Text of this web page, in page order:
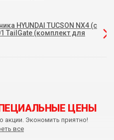
HYUNDAI TUCSON NX4 (с
TailGate (комплект для
ЦЕНЫ
акции. Экономить приятно!
все